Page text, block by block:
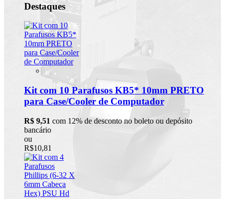
Destaques
Kit com 10 Parafusos KB5* 10mm PRETO
para Case/Cooler de Computador
R$ 9,51 com 12% de desconto no boleto ou depósito
bancário
ou
R$10,81